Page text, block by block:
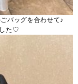
バッグを合わせて♪
た♡